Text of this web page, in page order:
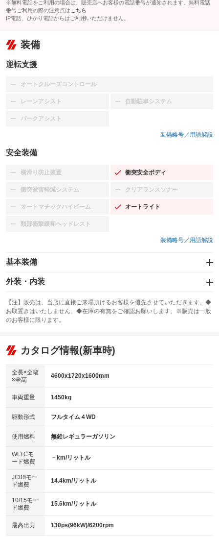
※無料電話をご利用の場合は、販売店へお客様の電話番号が通知されます。無料電話
番号ご利用の際の注意点は こちら
IP電話、ひかり電話からはご利用いただけません。
装備
運転支援
オートクルーズコントロール
：装備なし
レーンアシスト
：装備なし 自動駐車システム
：装備なし
パークアシスト
：装備なし
装備略号／用語解説
安全装備
横滑り防止装置
：装備なし 衝突安全ボディ
：装備あり
衝突被害軽減システム
：装備なし クリアランスソナー
：装備なし
オートマチックハイビーム
：装備なし オートライト
：装備あり
頸部衝撃緩和ヘッドレスト
：装備なし
装備略号／用語解説
基本装備
エアバッグ：運転席/助手席/サイド
：装備あり
：装備なし
サンルーフ
：装備なし ABS
リフトアップ
：装備なし
：装備なし
パワーウィンドウ
アイドリングストップ
：装備なし
USB入力端子
：装備なし
100V電源
：装備なし
センターデフロック
：装備なし
電動格納ミラー
：装備あり
外装・内装
カーナビ：SDナビ
：装備あり
TV：フルセグ
：装備あり
ビジュアル：-／DVD再生
：装備あり
：装備なし
革シート
キーレス
HID(キセノンライト)
：装備あり
バックカメラ
：装備あり
エアロ
：装備なし
：装備なし
パワーシート
ベンチシート
：装備なし
チップアップシート
：装備なし
【注】販売は、当店に直接ご来場頂けるお客様を優先させていただきます。◆
お取置きはいたしません。◆在庫の有無をご確認お願いします。※販売は一般
のお客様に限ります。
カタログ情報(新車時)
全長×全幅
×全高
4600x1720x1600mm
車両重量 1450kg
駆動形式 フルタイム４WD
使用燃料 無鉛レギュラーガソリン
WLTCモ
ード燃費
－km/リットル
JC08モー
ド燃費
14.4km/リットル
10/15モー
ド燃費
15.6km/リットル
最高出力 130ps(96kW)/6200rpm